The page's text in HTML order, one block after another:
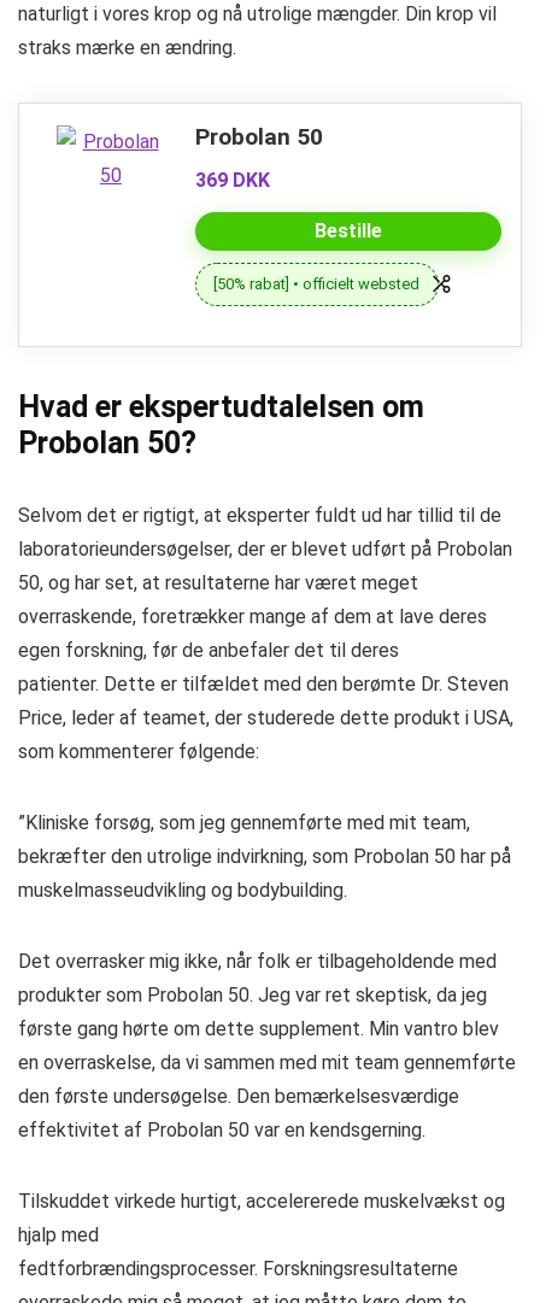
naturligt i vores krop og nå utrolige mængder. Din krop vil
straks mærke en ændring.
Probolan 50
369 DKK
Bestille
[50% rabat] • officielt websted
Hvad er ekspertudtalelsen om
Probolan 50?
Selvom det er rigtigt, at eksperter fuldt ud har tillid til de
laboratorieundersøgelser, der er blevet udført på Probolan
50, og har set, at resultaterne har været meget
overraskende, foretrækker mange af dem at lave deres
egen forskning, før de anbefaler det til deres
patienter. Dette er tilfældet med den berømte Dr. Steven
Price, leder af teamet, der studerede dette produkt i USA,
som kommenterer følgende:
”Kliniske forsøg, som jeg gennemførte med mit team,
bekræfter den utrolige indvirkning, som Probolan 50 har på
muskelmasseudvikling og bodybuilding.
Det overrasker mig ikke, når folk er tilbageholdende med
produkter som Probolan 50. Jeg var ret skeptisk, da jeg
første gang hørte om dette supplement. Min vantro blev
en overraskelse, da vi sammen med mit team gennemførte
den første undersøgelse. Den bemærkelsesværdige
effektivitet af Probolan 50 var en kendsgerning.
Tilskuddet virkede hurtigt, accelererede muskelvækst og
hjalp med
fedtforbrændingsprocesser. Forskningsresultaterne